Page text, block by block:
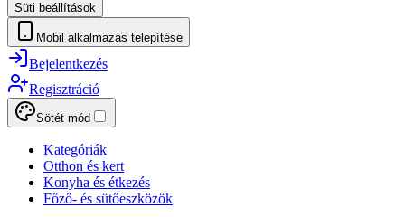
Süti beállítások
Mobil alkalmazás telepítése
Bejelentkezés
Regisztráció
Sötét mód
Kategóriák
Otthon és kert
Konyha és étkezés
Főző- és sütőeszközök